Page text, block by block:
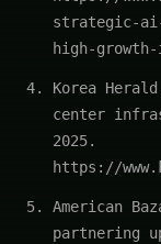
strategic-
high-
Korea
center
2025.
https://
American
partnering